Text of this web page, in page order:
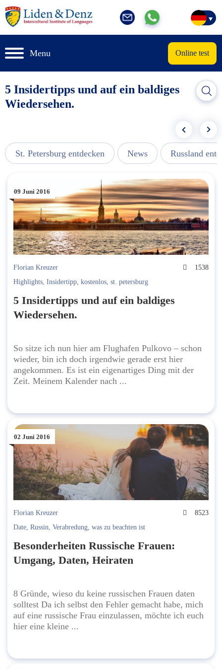
Menu Online test
5 Insidertipps und auf ein baldiges
Wiedersehen.
St. Petersburg entdecken News Russland
09 Juni 2016
Florian Kreuzer
1538
Highlights, Insidertipp, kostenlos, st. petersburg
5 Insidertipps und auf ein baldiges
Wiedersehen.
So sitze ich nun hier am Flughafen Pulkovo – schon
wieder, bin ich doch irgendwie gerade erst hier
angekommen. Es ist ein eigenartiges Ding mit der
Zeit. Meinem Kalender nach ...
02 Juni 2016
Florian Kreuzer
8523
Date, Russin, Verabredung, was zu beachten ist
Besonderheiten Russische Frauen:
Umgang, Daten, Heiraten
8 Gründe, wieso du keine russischen Frauen daten
solltest Da ich selbst den Fehler gemacht habe, mich
auf eine russische Frau einzulassen, möchte ich euch
hier eine kleine ...